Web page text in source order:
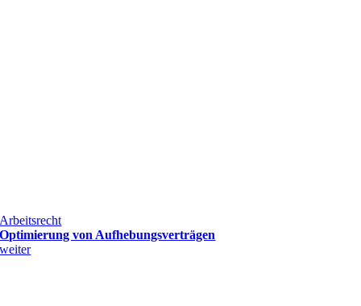
Arbeitsrecht
Optimierung von Aufhebungsverträgen
weiter